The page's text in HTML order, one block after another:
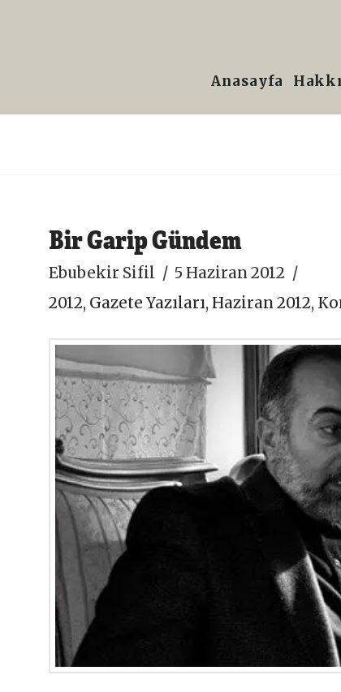
Sifil
Anasayfa
Bir Garip Gündem
Ebubekir Sifil
5 Haziran 2012
2012, Gazete Yazıları, Haziran 2012,